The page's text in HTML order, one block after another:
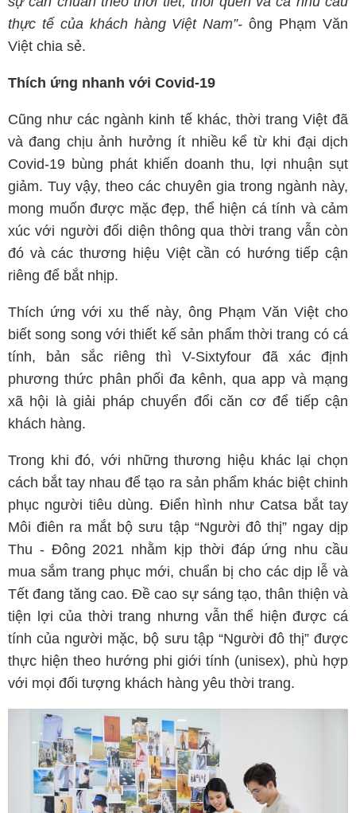
thực tế của khách hàng Việt Nam”- ông Phạm Văn
Việt chia sẻ.
Thích ứng nhanh với Covid-19
Cũng như các ngành kinh tế khác, thời trang Việt đã
và đang chịu ảnh hưởng ít nhiều kể từ khi đại dịch
Covid-19 bùng phát khiến doanh thu, lợi nhuận sụt
giảm. Tuy vậy, theo các chuyên gia trong ngành này,
mong muốn được mặc đẹp, thể hiện cá tính và cảm
xúc với người đối diện thông qua thời trang vẫn còn
đó và các thương hiệu Việt cần có hướng tiếp cận
riêng để bắt nhịp.
Thích ứng với xu thế này, ông Phạm Văn Việt cho
biết song song với thiết kế sản phẩm thời trang có cá
tính, bản sắc riêng thì V-Sixtyfour đã xác định
phương thức phân phối đa kênh, qua app và mạng
xã hội là giải pháp chuyển đổi căn cơ để tiếp cận
khách hàng.
Trong khi đó, với những thương hiệu khác lại chọn
cách bắt tay nhau để tạo ra sản phẩm khác biệt chinh
phục người tiêu dùng. Điển hình như Catsa bắt tay
Môi điên ra mắt bộ sưu tập “Người đô thị” ngay dịp
Thu - Đông 2021 nhằm kịp thời đáp ứng nhu cầu
mua sắm trang phục mới, chuẩn bị cho các dịp lễ và
Tết đang tăng cao. Đề cao sự sáng tạo, thân thiện và
tiện lợi của thời trang nhưng vẫn thể hiện được cá
tính của người mặc, bộ sưu tập “Người đô thị” được
thực hiện theo hướng phi giới tính (unisex), phù hợp
với mọi đối tượng khách hàng yêu thời trang.